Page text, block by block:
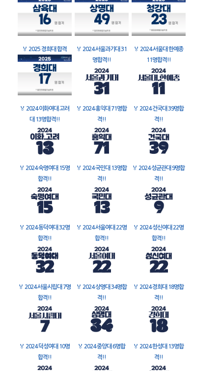
🏅 2025 경희대 합격 🏅 2024 서울과기대 31
명합격!!
🏅 2024 서울대 한예종
11명합격!!
🏅 2024 이화여대 고려
대 13명합격!!
🏅 2024 홍익대 71명합
격!!
🏅 2024 건국대 39명합
격!!
🏅 2024 숙명여대 15명
합격!!
🏅 2024 국민대 13명합
격!!
🏅 2024 성균관대 9명합
격!!
🏅 2024 동덕여대 32명
합격!!
🏅 2024 서울여대 22명
합격!!
🏅 2024 성신여대 22명
합격!!
🏅 2024 서울시립대 7명
합격!!
🏅 2024 상명대 34명합
격!!
🏅 2024 경희대 18명합
격!!
🏅 2024 덕성여대 10명
합격!!
🏅 2024 중앙대 6명합
격!!
🏅 2024 한성대 13명합
격!!